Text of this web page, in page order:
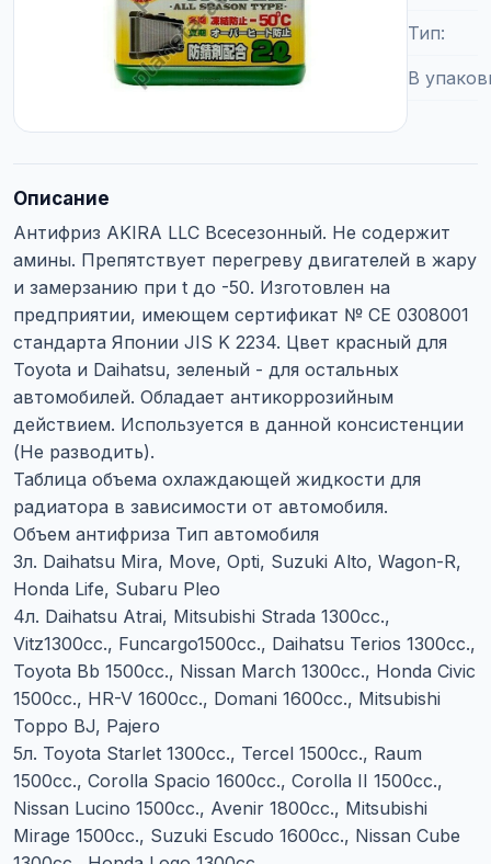
Тип
В
Описание
Антифриз AKIRA LLC Всесезонный. Не содержит
амины. Препятствует перегреву двигателей в жару
и замерзанию при t до -50. Изготовлен на
предприятии, имеющем сертификат № CE 0308001
стандарта Японии JIS K 2234. Цвет красный для
Toyota и Daihatsu, зеленый - для остальных
автомобилей. Обладает антикоррозийным
действием. Используется в данной консистенции
(Не разводить).
Таблица объема охлаждающей жидкости для
радиатора в зависимости от автомобиля.
Объем антифриза Тип автомобиля
3л. Daihatsu Mira, Move, Opti, Suzuki Alto, Wagon-R,
Honda Life, Subaru Pleo
4л. Daihatsu Atrai, Mitsubishi Strada 1300сс.,
Vitz1300сс., Funcargo1500сс., Daihatsu Terios 1300сс.,
Toyota Bb 1500сс., Nissan March 1300сс., Honda Civic
1500сс., HR-V 1600сс., Domani 1600сс., Mitsubishi
Toppo BJ, Pajero
5л. Toyota Starlet 1300сс., Tercel 1500сс., Raum
1500сс., Corolla Spacio 1600сс., Corolla II 1500сс.,
Nissan Lucino 1500сс., Avenir 1800сс., Mitsubishi
Mirage 1500сс., Suzuki Escudo 1600сс., Nissan Cube